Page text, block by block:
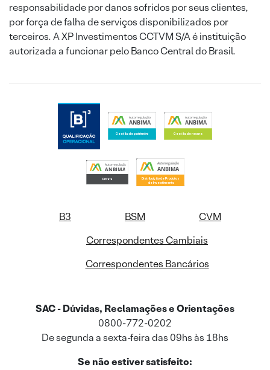
responsabilidade por danos sofridos por seus clientes,
por força de falha de serviços disponibilizados por
terceiros. A XP Investimentos CCTVM S/A é instituição
autorizada a funcionar pelo Banco Central do Brasil.
B3 BSM
CVM
Correspondentes Cambiais
Correspondentes Bancários
SAC - Dúvidas, Reclamações e Orientações
0800-772-0202
De segunda a sexta-feira das 09hs às 18hs
Se não estiver satisfeito: